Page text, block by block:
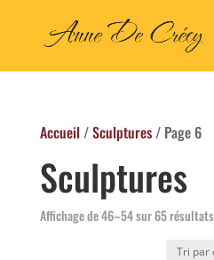
Accueil/Sculptures/ Page 6
Sculptures
Affichage de 46–54 sur 65 résultats